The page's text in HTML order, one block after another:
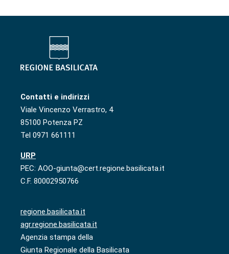
Contatti e indirizzi
Viale Vincenzo Verrastro, 4
85100 Potenza PZ
Tel 0971 661111
URP
PEC: AOO-giunta@cert.regione.basilicata.it
C.F. 80002950766
regione.basilicata.it
agr.regione.basilicata.it
Agenzia stampa della
Giunta Regionale della Basilicata